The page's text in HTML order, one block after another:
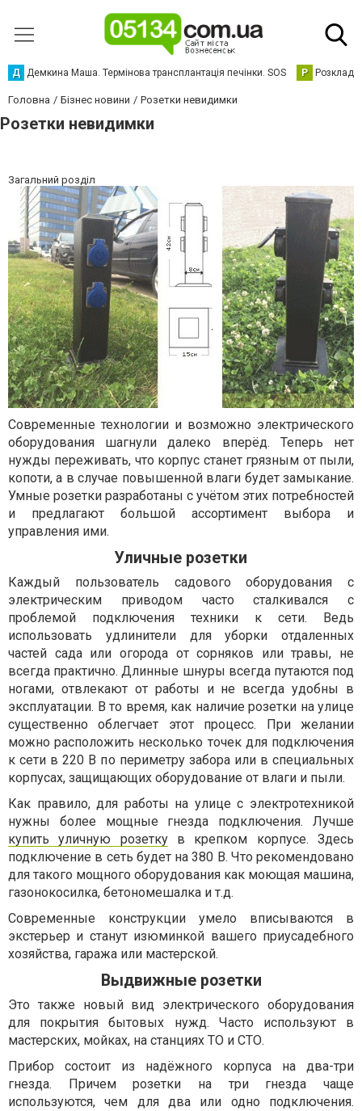
Д Демкина Маша. Термінова трансплантація печінки. SOS Р Розклад
Головна Бізнес новини Розетки невидимки
Розетки невидимки
Загальний розділ
Современные технологии и возможно электрического
оборудования шагнули далеко вперёд. Теперь нет
нужды переживать, что корпус станет грязным от пыли,
копоти, а в случае повышенной влаги будет замыкание.
Умные розетки разработаны с учётом этих потребностей
и предлагают большой ассортимент выбора и
управления ими.
Уличные розетки
Каждый пользователь садового оборудования с
электрическим приводом часто сталкивался с
проблемой подключения техники к сети. Ведь
использовать удлинители для уборки отдаленных
частей сада или огорода от сорняков или травы, не
всегда практично. Длинные шнуры всегда путаются под
ногами, отвлекают от работы и не всегда удобны в
эксплуатации. В то время, как наличие розетки на улице
существенно облегчает этот процесс. При желании
можно расположить несколько точек для подключения
к сети в 220 В по периметру забора или в специальных
корпусах, защищающих оборудование от влаги и пыли.
Как правило, для работы на улице с электротехникой
нужны более мощные гнезда подключения. Лучше
купить уличную розеткув крепком корпусе. Здесь
подключение в сеть будет на 380 В. Что рекомендовано
для такого мощного оборудования как моющая машина,
газонокосилка, бетономешалка и т.д.
Современные конструкции умело вписываются в
экстерьер и станут изюминкой вашего приусадебного
хозяйства, гаража или мастерской.
Выдвижные розетки
Это также новый вид электрического оборудования
для покрытия бытовых нужд. Часто используют в
мастерских, мойках, на станциях ТО и СТО.
Прибор состоит из надёжного корпуса на два-три
гнезда. Причем розетки на три гнезда чаще
используются, чем для два или одно подключения.